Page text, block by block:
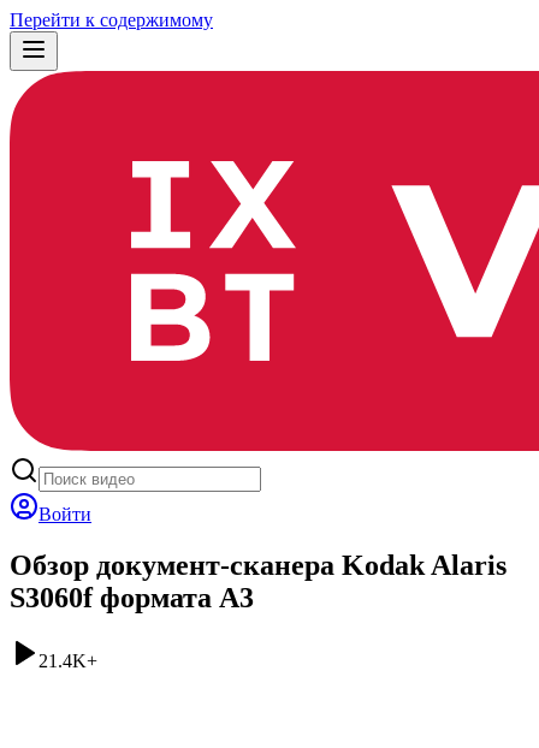
Перейти к содержимому
Войти
Обзор документ-сканера Kodak Alaris
S3060f формата A3
21.4K+